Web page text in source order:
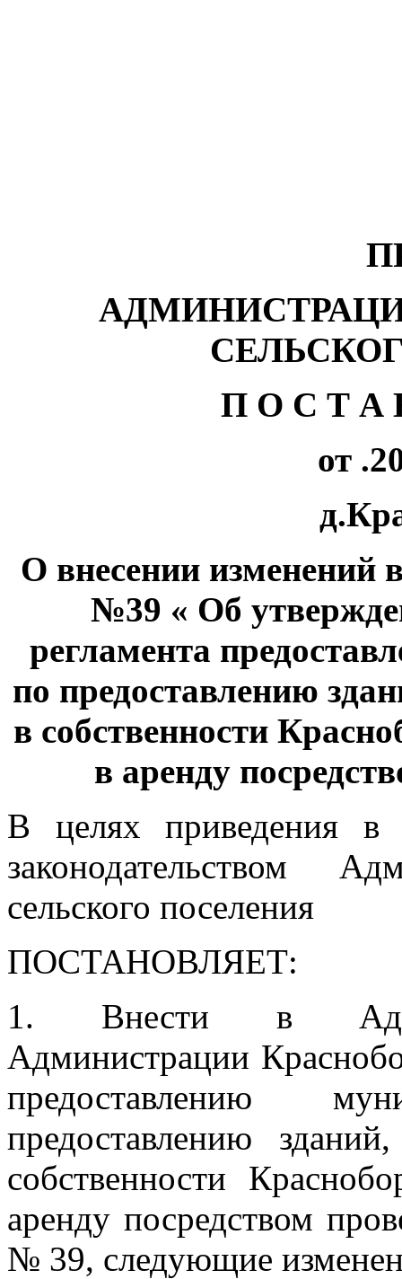
П О С Т А
от
О внесении изменений
№39 « Об
регламента
по предоставлению
в собственности
в аренду
В целях приведения в
законодательством
сельского поселения
ПОСТАНОВЛЯЕТ:
1. Внести в
Администрации
предоставлению
предоставлению
собственности
аренду посредством
№ 39, следующие